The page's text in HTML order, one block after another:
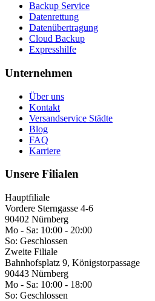
Backup Service
Datenrettung
Datenübertragung
Cloud Backup
Expresshilfe
Unternehmen
Über uns
Kontakt
Versandservice Städte
Blog
FAQ
Karriere
Unsere Filialen
Hauptfiliale
Vordere Sterngasse 4-6
90402 Nürnberg
Mo - Sa: 10:00 - 20:00
So: Geschlossen
Zweite Filiale
Bahnhofsplatz 9, Königstorpassage
90443 Nürnberg
Mo - Sa: 10:00 - 18:00
So: Geschlossen